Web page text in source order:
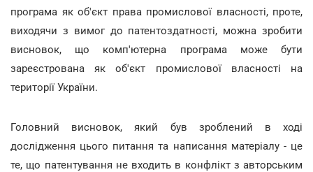
програма як об'єкт права промислової власності, проте,
виходячи з вимог до патентоздатності, можна зробити
висновок, що комп'ютерна програма може бути
зареєстрована як об'єкт промислової власності на
території України.
Головний висновок, який був зроблений в ході
дослідження цього питання та написання матеріалу - це
те, що патентування не входить в конфлікт з авторським